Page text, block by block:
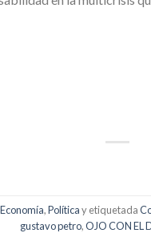
Economía,Políticay etiquetada
gustavo petro,OJO CON EL